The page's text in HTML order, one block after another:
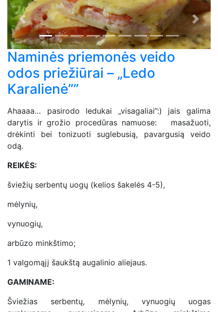
Previous Next
Naminės priemonės veido
odos priežiūrai – „Ledo
Karalienė””
Ahaaaa… pasirodo ledukai „visagaliai”:) jais galima
darytis ir grožio procedūras namuose: masažuoti,
drėkinti bei tonizuoti suglebusią, pavargusią veido
odą.
REIKĖS:
šviežių serbentų uogų (kelios šakelės 4-5),
mėlynių,
vynuogių,
arbūzo minkštimo;
1 valgomąjį šaukštą augalinio aliejaus.
GAMINAME:
Šviežias serbentų, mėlynių, vynuogių uogas